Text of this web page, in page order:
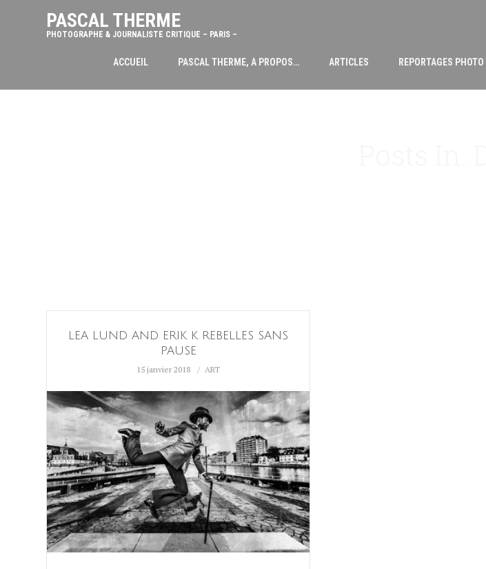
PASCAL THERME
PHOTOGRAPHE & JOURNALISTE CRITIQUE – PARIS –
ACCUEIL PASCAL THERME, A PROPOS… ARTICLES REPORTAGES
LEA LUND AND ERIK K REBELLES SANS
PAUSE
15 janvier 2018 ART